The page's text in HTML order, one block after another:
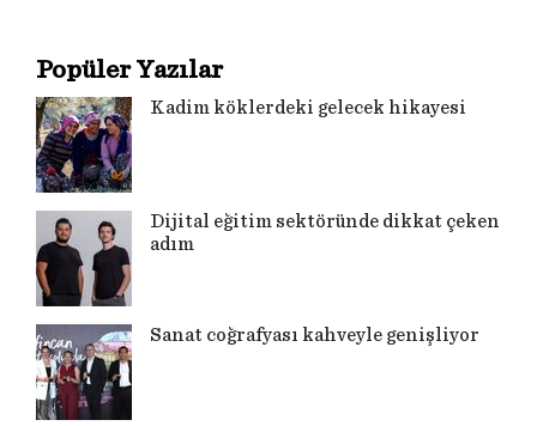
Popüler Yazılar
Kadim köklerdeki gelecek hikayesi
Dijital eğitim sektöründe dikkat çeken
adım
Sanat coğrafyası kahveyle genişliyor